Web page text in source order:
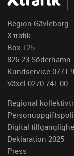
Region Gävleborg
X-trafik
Box 125
826 23 Söderhamn
Kundservice 0771-
Växel 0270-741 00
Regional
Digital
Deklaration 2025
Press